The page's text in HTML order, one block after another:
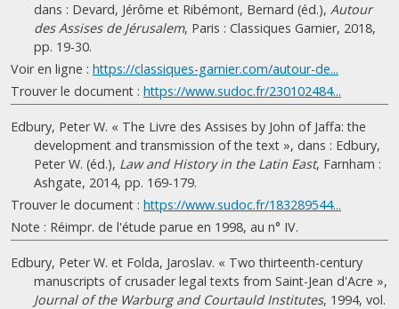
dans : Devard, Jérôme et Ribémont, Bernard (éd.), Autour
des Assises de Jérusalem, Paris : Classiques Garnier, 2018,
pp. 19-30.
Voir en ligne : https://classiques-garnier.com/autour-de...
Trouver le document : https://www.sudoc.fr/230102484...
Edbury, Peter W. « The Livre des Assises by John of Jaffa: the
development and transmission of the text », dans : Edbury,
Peter W. (éd.), Law and History in the Latin East, Farnham :
Ashgate, 2014, pp. 169-179.
Trouver le document : https://www.sudoc.fr/183289544...
Note : Réimpr. de l'étude parue en 1998, au n° IV.
Edbury, Peter W. et Folda, Jaroslav. « Two thirteenth-century
manuscripts of crusader legal texts from Saint-Jean d'Acre »,
Journal of the Warburg and Courtauld Institutes, 1994, vol.